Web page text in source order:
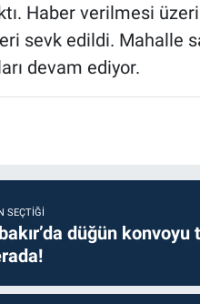
Haber verilmesi
sevk edildi. Mahalle
devam ediyor.
SEÇTIĞI
düğün